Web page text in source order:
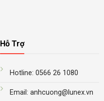
Hỗ Trợ
Hotline: 0566 26 1080
Email: anhcuong@lunex.vn